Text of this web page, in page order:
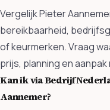
Vergelijk Pieter
bereikbaarheid,
of keurmerken. Vraag
prijs, planning en
Kan ik via
Aannemer?